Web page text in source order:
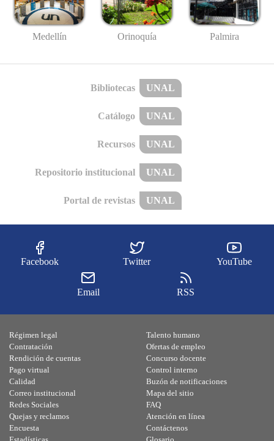
Medellín Orinoquía Palmira
Bibliotecas UNAL
Catálogo UNAL
Recursos UNAL
Repositorio institucional UNAL
Portal de revistas UNAL
Facebook Twitter YouTube
Email RSS
Régimen legal
Contratación
Rendición de cuentas
Pago virtual
Calidad
Talento humano
Ofertas de empleo
Concurso docente
Control interno
Buzón de notificaciones
Correo institucional
Redes Sociales
Quejas y reclamos
Encuesta
Mapa del sitio
FAQ
Atención en línea
Contáctenos